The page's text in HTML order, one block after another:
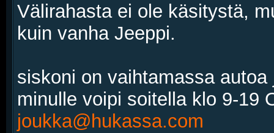
Välirahasta ei ole käsitystä,
kuin vanha Jeeppi.
siskoni on vaihtamassa
minulle voipi soitella klo 9-19
joukka@hukassa.com